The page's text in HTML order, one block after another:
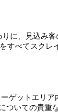
に、見込み
すべてスク
ゲットエ
ついての貴重